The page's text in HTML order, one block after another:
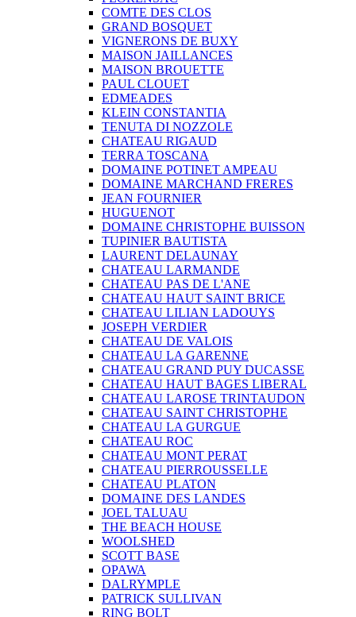
COMTE DES CLOS
GRAND BOSQUET
VIGNERONS DE BUXY
MAISON JAILLANCES
MAISON BROUETTE
PAUL CLOUET
EDMEADES
KLEIN CONSTANTIA
TENUTA DI NOZZOLE
CHATEAU RIGAUD
TERRA TOSCANA
DOMAINE POTINET AMPEAU
DOMAINE MARCHAND FRERES
JEAN FOURNIER
HUGUENOT
DOMAINE CHRISTOPHE BUISSON
TUPINIER BAUTISTA
LAURENT DELAUNAY
CHATEAU LARMANDE
CHATEAU PAS DE L'ANE
CHATEAU HAUT SAINT BRICE
CHATEAU LILIAN LADOUYS
JOSEPH VERDIER
CHATEAU DE VALOIS
CHATEAU LA GARENNE
CHATEAU GRAND PUY DUCASSE
CHATEAU HAUT BAGES LIBERAL
CHATEAU LAROSE TRINTAUDON
CHATEAU SAINT CHRISTOPHE
CHATEAU LA GURGUE
CHATEAU ROC
CHATEAU MONT PERAT
CHATEAU PIERROUSSELLE
CHATEAU PLATON
DOMAINE DES LANDES
JOEL TALUAU
THE BEACH HOUSE
WOOLSHED
SCOTT BASE
OPAWA
DALRYMPLE
PATRICK SULLIVAN
RING BOLT